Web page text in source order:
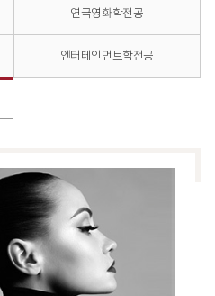
연극영화학전공
엔터테인먼트학전공